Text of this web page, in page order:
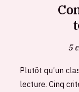
5
Plutôt qu’un
lecture. Cinq